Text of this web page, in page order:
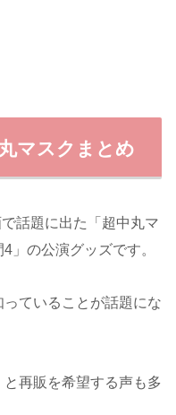
マスクまとめ
話題に出た「超中丸マ
」の公演グッズです。
ていることが話題にな
と再販を希望する声も多